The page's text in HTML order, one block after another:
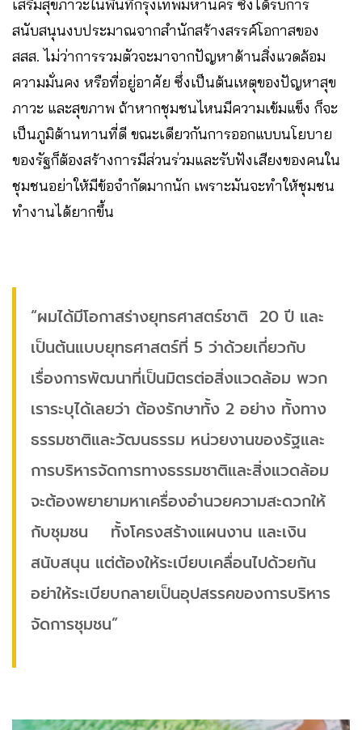
เสริมสุขภาวะในพื้นที่กรุงเทพมหานคร ซึ่งได้รับการ
สนับสนุนงบประมาณจากสำนักสร้างสรรค์โอกาสของ
สสส. ไม่ว่าการรวมตัวจะมาจากปัญหาด้านสิ่งแวดล้อม
ความมั่นคง หรือที่อยู่อาศัย ซึ่งเป็นต้นเหตุของปัญหาสุข
ภาวะ และสุขภาพ ถ้าหากชุมชนไหนมีความเข้มแข็ง ก็จะ
เป็นภูมิต้านทานที่ดี ขณะเดียวกันการออกแบบนโยบาย
ของรัฐก็ต้องสร้างการมีส่วนร่วมและรับฟังเสียงของคนใน
ชุมชนอย่าให้มีข้อจำกัดมากนัก เพราะมันจะทำให้ชุมชน
ทำงานได้ยากขึ้น
“ผมได้มีโอกาสร่างยุทธศาสตร์ชาติ 20 ปี และ
เป็นต้นแบบยุทธศาสตร์ที่ 5 ว่าด้วยเกี่ยวกับ
เรื่องการพัฒนาที่เป็นมิตรต่อสิ่งแวดล้อม พวก
เราระบุได้เลยว่า ต้องรักษาทั้ง 2 อย่าง ทั้งทาง
ธรรมชาติและวัฒนธรรม หน่วยงานของรัฐและ
การบริหารจัดการทางธรรมชาติและสิ่งแวดล้อม
จะต้องพยายามหาเครื่องอำนวยความสะดวกให้
กับชุมชน ทั้งโครงสร้างแผนงาน และเงิน
สนับสนุน แต่ต้องให้ระเบียบเคลื่อนไปด้วยกัน
อย่าให้ระเบียบกลายเป็นอุปสรรคของการบริหาร
จัดการชุมชน”